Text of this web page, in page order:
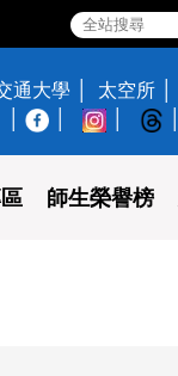
通大學 太空所
師生榮譽榜